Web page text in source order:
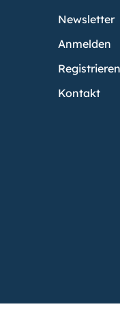
Newsletter
Anmelden
Registrieren
Kontakt